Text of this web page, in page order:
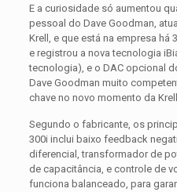
E a curiosidade só aumentou
pessoal do Dave Goodman,
Krell, e que está na empresa há
e registrou a nova tecnologia
tecnologia), e o DAC opcional
Dave Goodman muito
chave no novo momento da
Segundo o fabricante, os
300i inclui baixo feedback
diferencial, transformador de
de capacitância, e controle de
funciona balanceado, para